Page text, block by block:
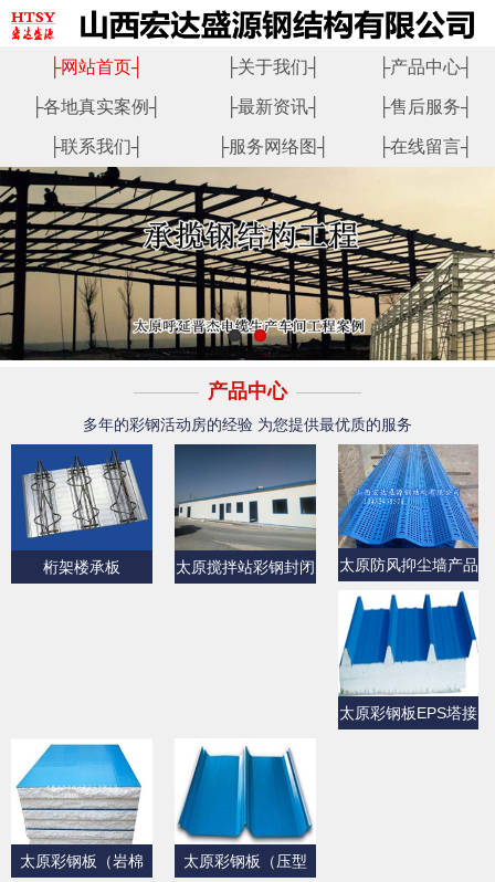
├网站首页┤ ├关于我们┤ ├产品中心┤
├各地真实案例┤ ├最新资讯┤ ├售后服务┤
├联系我们┤ ├服务网络图┤ ├在线留言┤
产品中心
多年的彩钢活动房的经验 为您提供最优质的服务
桁架楼承板
太原搅拌站彩钢封闭
太原防风抑尘墙产品
展示
太原彩钢板EPS塔接
太原彩钢板（岩棉
太原彩钢板（压型